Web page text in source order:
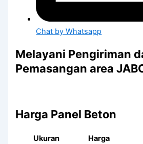
Chat by Whatsapp
Melayani Pengiriman
Pemasangan area
Harga Panel Beton
Ukuran
Harga